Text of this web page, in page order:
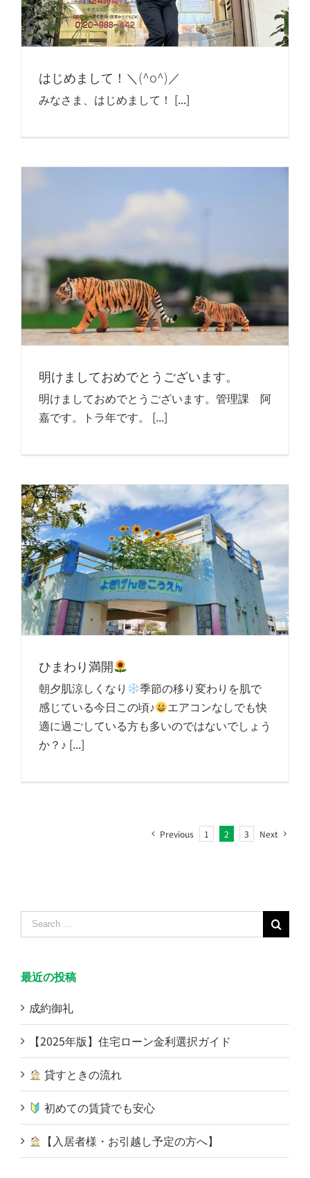
はじめまして！＼(^o^)／
みなさま、はじめまして！ [...]
明けましておめでとうございます。
明けましておめでとうございます。管理課 阿
嘉です。トラ年です。 [...]
ひまわり満開
朝夕肌涼しくなり
季節の移り変わりを肌で
感じている今日この頃♪
エアコンなしでも快
適に過ごしている方も多いのではないでしょう
か？♪ [...]
Previous 1 2 3 Next
Search
for:
最近の投稿
成約御礼
【2025年版】住宅ローン金利選択ガイド
貸すときの流れ
初めての賃貸でも安心
【入居者様・お引越し予定の方へ】